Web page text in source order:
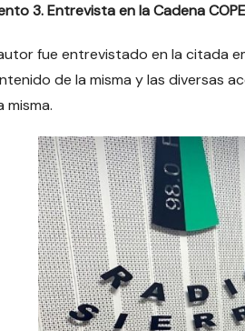
3. Entrevista en la Cadena
fue entrevistado en la citada
de la misma y las diversas
misma.